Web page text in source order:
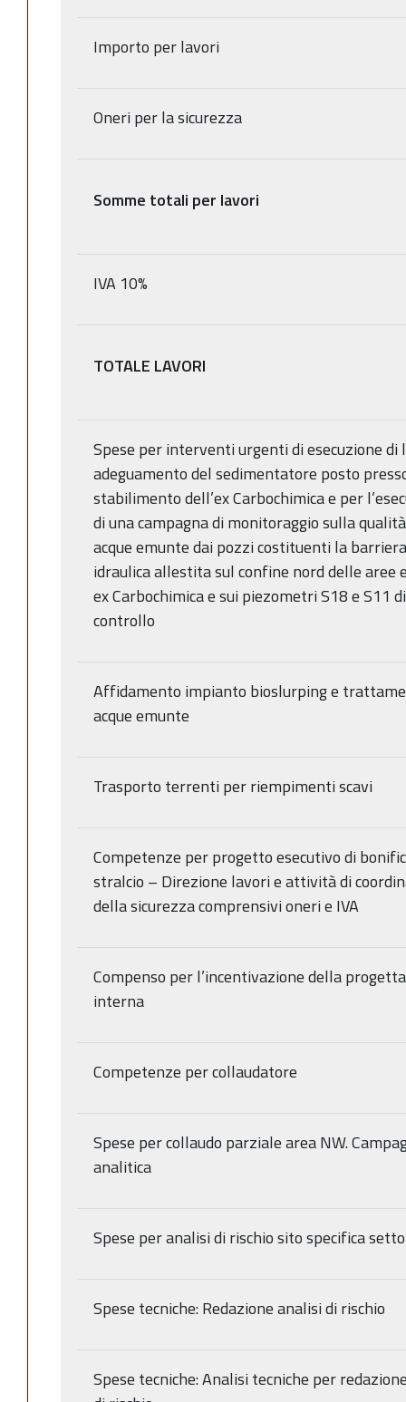
Importo per lavori
Oneri per la sicurezza
Somme totali per lavori
IVA 10%
TOTALE LAVORI
Spese per interventi urgenti di esecuzione di
adeguamento del sedimentatore posto
stabilimento dell’ex Carbochimica e per
di una campagna di monitoraggio sulla
acque emunte dai pozzi costituenti la barriera
idraulica allestita sul confine nord delle aree
ex Carbochimica e sui piezometri S18 e S11 di
controllo
Affidamento impianto bioslurping e
acque emunte
Trasporto terrenti per riempimenti scavi
Competenze per progetto esecutivo di
stralcio – Direzione lavori e attività di
della sicurezza comprensivi oneri e IVA
Compenso per l’incentivazione della
interna
Competenze per collaudatore
Spese per collaudo parziale area NW.
analitica
Spese per analisi di rischio sito specifica
Spese tecniche: Redazione analisi di rischio
Spese tecniche: Analisi tecniche per